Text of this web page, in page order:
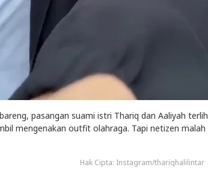
pasangan suami istri Thariq dan Aaliyah
mengenakan outfit olahraga. Tapi netizen
Hak Cipta: Instagram/thariqhalilintar